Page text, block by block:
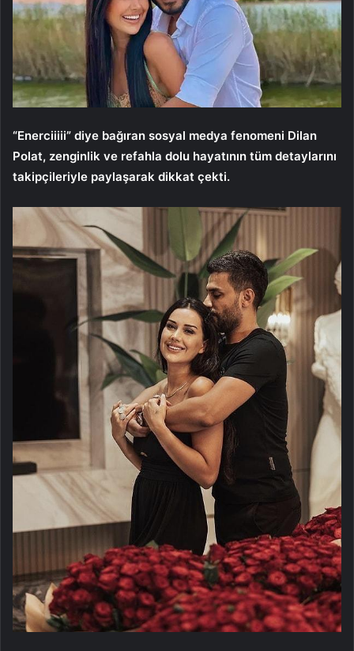
“Enerciiiii” diye bağıran sosyal medya fenomeni Dilan
Polat, zenginlik ve refahla dolu hayatının tüm detaylarını
takipçileriyle paylaşarak dikkat çekti.